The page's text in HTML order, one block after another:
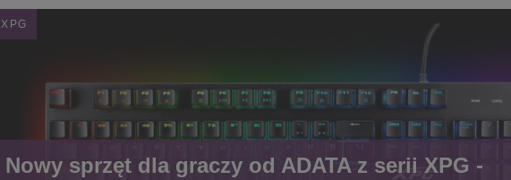
XPG
Nowy sprzęt dla graczy od ADATA z serii XPG -